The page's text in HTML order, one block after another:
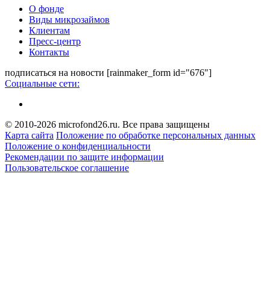
О фонде
Виды микрозаймов
Клиентам
Пресс-центр
Контакты
подписаться на новости [rainmaker_form id="676"]
Социальные сети:
© 2010-2026 microfond26.ru. Все права защищены
Карта сайта Положение по обработке персональных данных
Положение о конфиденциальности
Рекомендации по защите информации
Пользовательское соглашение